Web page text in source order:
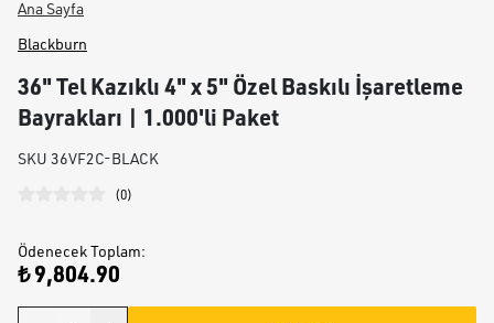
Ana Sayfa
Blackburn
36" Tel Kazıklı 4" x 5" Özel Baskılı İşaretleme
Bayrakları | 1.000'li Paket
SKU 36VF2C-BLACK
(0)
Ödenecek Toplam:
₺ 9,804.90